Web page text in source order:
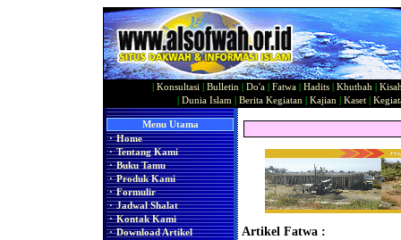
Konsultasi Bulletin Do'a Fatwa Hadits Khutbah
Dunia Islam Berita Kegiatan Kajian Kaset|
Menu Utama
· Home
· Tentang Kami
· Buku Tamu
· Produk Kami
· Formulir
· Jadwal Shalat
· Kontak Kami
· Download Artikel
Artikel Fatwa :